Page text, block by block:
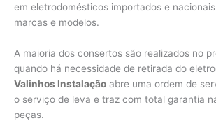
em eletrodomésticos importados e
marcas e modelos.
A maioria dos consertos são realizados no
quando há necessidade de retirada do
Valinhos Instalação abre uma ordem de
o serviço de leva e traz com total garantia
peças.